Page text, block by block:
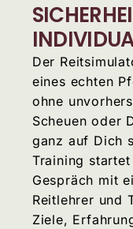
Der
eines echten
ohne
Scheuen oder
ganz auf Dich
Training
Gespräch mit
Reitlehrer und
Ziele,